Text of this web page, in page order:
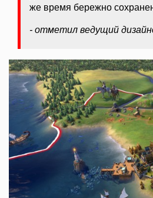
же время бережно
- отметил ведущий